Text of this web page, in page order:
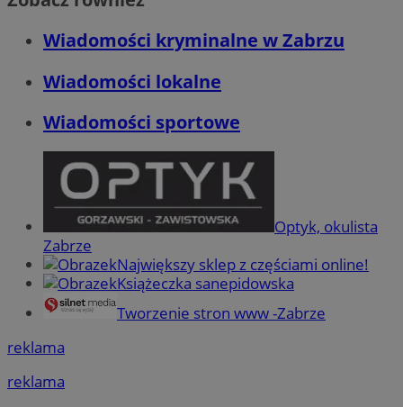
Wiadomości kryminalne w Zabrzu
Wiadomości lokalne
Wiadomości sportowe
Optyk, okulista
Zabrze
Największy sklep z częściami online!
Książeczka sanepidowska
Tworzenie stron www -Zabrze
reklama
reklama